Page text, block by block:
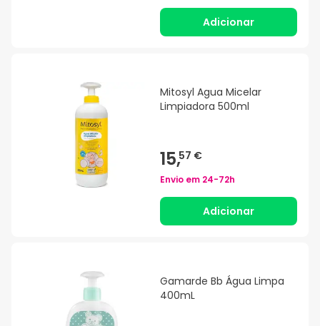
Adicionar
Mitosyl Agua Micelar
Limpiadora 500ml
15,57 €
Envio em 24-72h
Adicionar
Gamarde Bb Água Limpa
400mL